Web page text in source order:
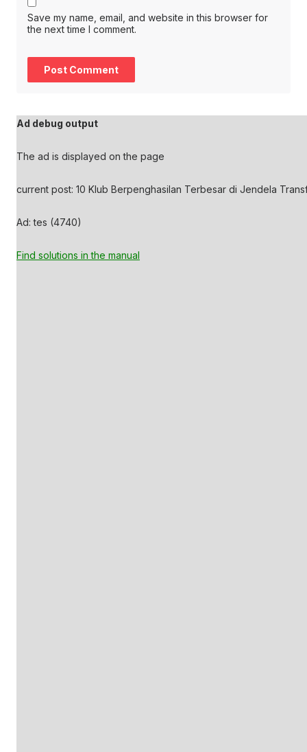
Save my name, email, and website in this browser for
the next time I comment.
Ad debug output
The ad is displayed on the page
current post: 10 Klub Berpenghasilan Terbesar di Jendela
Ad: tes (4740)
Find solutions in the manual